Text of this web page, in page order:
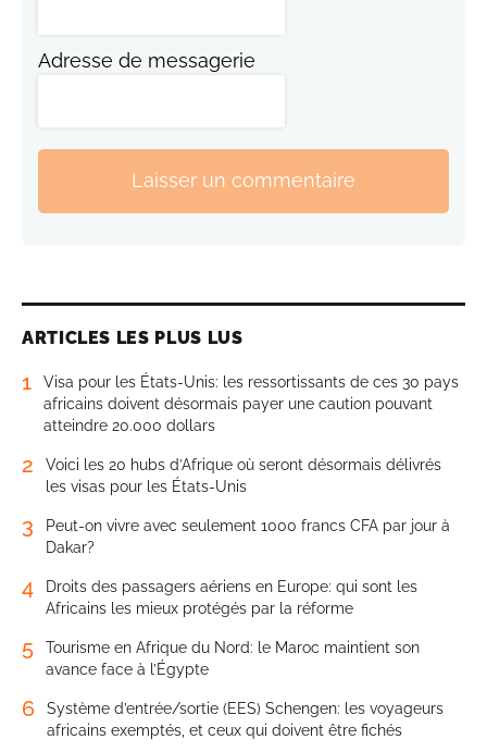
Adresse de messagerie
Laisser un commentaire
ARTICLES LES PLUS LUS
1
Visa pour les États-Unis: les ressortissants de ces 30 pays
africains doivent désormais payer une caution pouvant
atteindre 20.000 dollars
2
Voici les 20 hubs d’Afrique où seront désormais délivrés
les visas pour les États-Unis
3
Peut-on vivre avec seulement 1000 francs CFA par jour à
Dakar?
4
Droits des passagers aériens en Europe: qui sont les
Africains les mieux protégés par la réforme
5
Tourisme en Afrique du Nord: le Maroc maintient son
avance face à l’Égypte
6
Système d’entrée/sortie (EES) Schengen: les voyageurs
africains exemptés, et ceux qui doivent être fichés